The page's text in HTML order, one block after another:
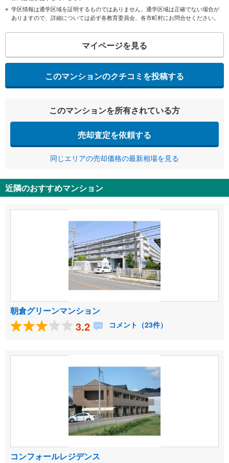
学区情報は通学区域を証明するものではありません。通学区域は正確でない場合が
ありますので、詳細については必ず各教育委員会、各市町村にお問合せください。
マイページを見る
このマンションのクチコミを投稿する
このマンションを所有されている方
売却査定を依頼する
同じエリアの売却価格の最新相場を見る
近隣のおすすめマンション
朝倉グリーンマンション
3.2 コメント（23件）
コンフォールレジデンス